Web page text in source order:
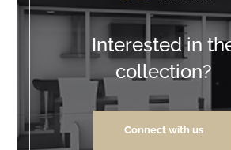
Interested in
collection?
Connect with us